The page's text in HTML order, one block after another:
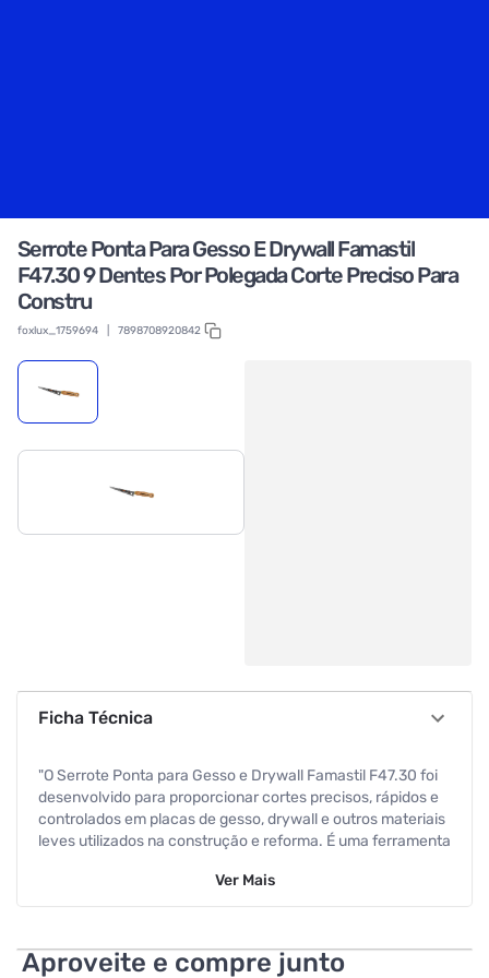
Serrote Ponta Para Gesso E Drywall Famastil
F47.30 9 Dentes Por Polegada Corte Preciso Para
Constru
foxlux_1759694 7898708920842
Ficha Técnica
"O Serrote Ponta para Gesso e Drywall Famastil F47.30 foi
desenvolvido para proporcionar cortes precisos, rápidos e
controlados em placas de gesso, drywall e outros materiais
leves utilizados na construção e reforma. É uma ferramenta
buscam eficiência em trabalhos de acabamento e
perfurações prévias, facilitando a execução de recortes
internos, ajustes e aberturas para instalação elétrica,
Ver Mais
Aproveite e compre junto